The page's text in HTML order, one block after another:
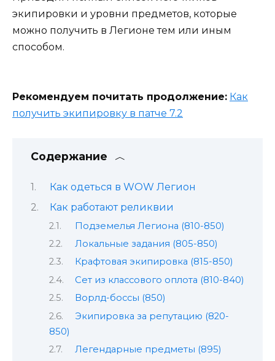
экипировки и уровни предметов, которые
можно получить в Легионе тем или иным
способом.
Рекомендуем почитать продолжение: Как
получить экипировку в патче 7.2
Содержание
Как одеться в WOW Легион
Как работают реликвии
Подземелья Легиона (810-850)
Локальные задания (805-850)
Крафтовая экипировка (815-850)
Сет из классового оплота (810-840)
Ворлд-боссы (850)
Экипировка за репутацию (820-
850)
Легендарные предметы (895)